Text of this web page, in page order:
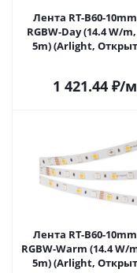
Лента RT-B60-
RGBW-Day (14.4 W/
5m) (Arlight,
1 421.44₽/м
Лента RT-B60-
RGBW-Warm (14.4 W/
5m) (Arlight,